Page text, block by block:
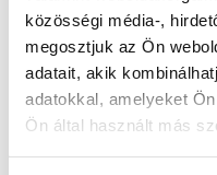
közösségi média-,
megosztjuk az Ön
adatait, akik
adatokkal, amelyeket
Ön által használt más